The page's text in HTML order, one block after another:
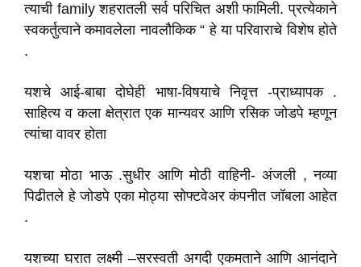
त्याची family शहरातली सर्व परिचित अशी फामिली. प्रत्येकाने
स्वकर्तुत्वाने कमावलेला नावलौकिक “ हे या परिवाराचे विशेष होते
.
यशचे आई-बाबा दोघेही भाषा-विषयाचे निवृत्त -प्राध्यापक .
साहित्य व कला क्षेत्रात एक मान्यवर आणि रसिक जोडपे म्हणून
त्यांचा वावर होता
यशचा मोठा भाऊ .सुधीर आणि मोठी वाहिनी- अंजली , नव्या
पिढीतले हे जोडपे एका मोठ्या सोफ्टवेअर कंपनीत जॉबला आहेत
.
यशच्या घरात लक्ष्मी –सरस्वती अगदी एकमताने आणि आनंदाने